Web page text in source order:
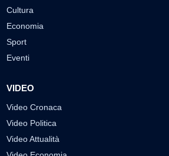
Cultura
Economia
Sport
Eventi
VIDEO
Video Cronaca
Video Politica
Video Attualità